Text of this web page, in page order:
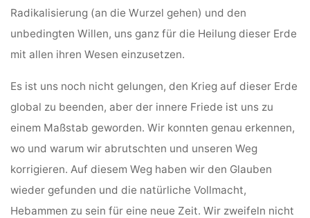
Radikalisierung (an die Wurzel gehen) und den
unbedingten Willen, uns ganz für die Heilung dieser Erde
mit allen ihren Wesen einzusetzen.
Es ist uns noch nicht gelungen, den Krieg auf dieser Erde
global zu beenden, aber der innere Friede ist uns zu
einem Maßstab geworden. Wir konnten genau erkennen,
wo und warum wir abrutschten und unseren Weg
korrigieren. Auf diesem Weg haben wir den Glauben
wieder gefunden und die natürliche Vollmacht,
Hebammen zu sein für eine neue Zeit. Wir zweifeln nicht